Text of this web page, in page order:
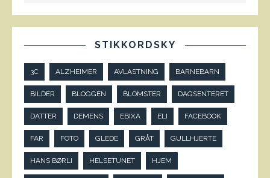
STIKKORDSKY
3C ALZHEIMER AVLASTNING BARNEBARN
BILDER BLOGGEN BLOMSTER DAGSENTERET
DATTER DEMENS EBIXA ELI FACEBOOK
FAR FOTO GLEDE GRÅT GULLHJERTE
HANS BØRLI HELSETUNET HJEM